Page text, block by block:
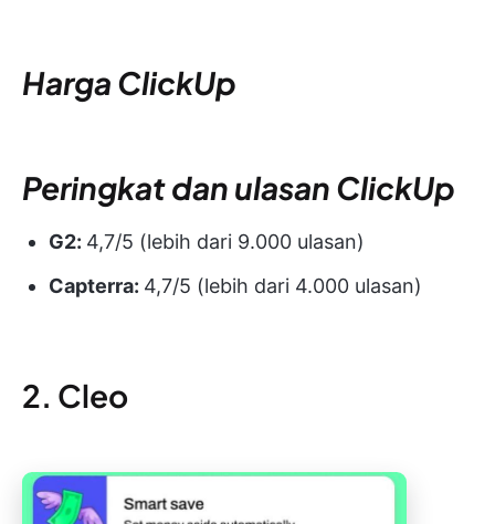
Harga ClickUp
Peringkat dan ulasan ClickUp
G2: 4,7/5 (lebih dari 9.000 ulasan)
Capterra: 4,7/5 (lebih dari 4.000 ulasan)
2. Cleo